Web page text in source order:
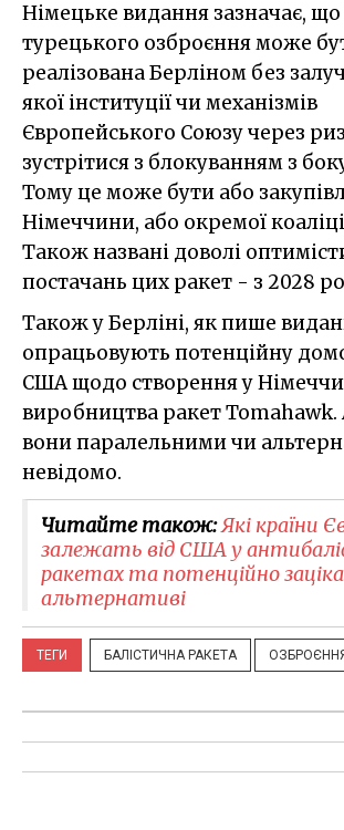
Німецьке видання зазначає, що
турецького озброєння може
реалізована Берліном без
якої інституції чи механізмів
Європейського Союзу через
зустрітися з блокуванням з
Тому це може бути або
Німеччини, або окремої
Також названі доволі
постачань цих ракет - з 2028
Також у Берліні, як пише
опрацьовують потенційну
США щодо створення у
виробництва ракет Tomahawk.
вони паралельними чи
невідомо.
Читайте також:Які країни
залежать від США у
ракетах та потенційно
альтернативі
ТЕГИ БАЛІСТИЧНА РАКЕТА